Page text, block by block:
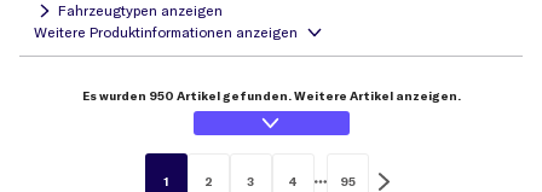
Fahrzeugtypen anzeigen
Es wurden 950 Artikel gefunden. Weitere Artikel anzeigen.
1 2 3 4 95